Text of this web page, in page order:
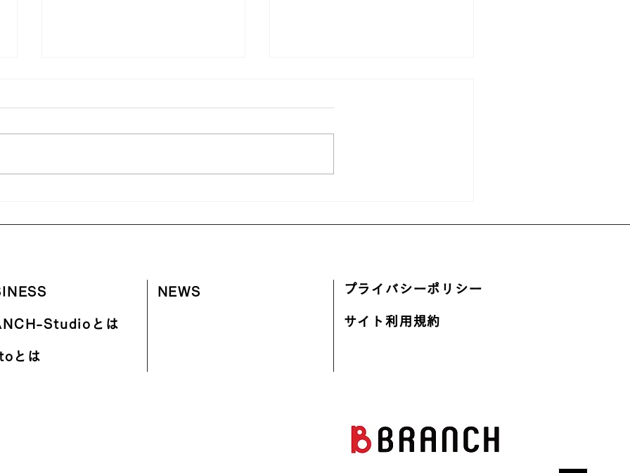
⼤分合同新聞朝刊に掲載
2025年 新年のご挨拶
Studioとは
とは
NEWS プライバシーポリシー
サイト利用規約